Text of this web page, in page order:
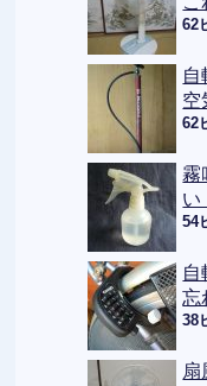
62
自
空
62
霧
い
54
自
忘
38
扇